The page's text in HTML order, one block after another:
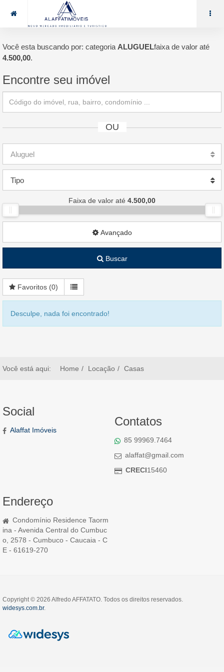
85 99969.7464 alaffat@gmail.com
Você esta buscando por: categoria ALUGUELfaixa de valor até
4.500,00.
Encontre seu imóvel
OU
Aluguel
Tipo
Faixa de valor até 4.500,00
Avançado
Buscar
Favoritos (0)
Desculpe, nada foi encontrado!
Você está aqui: Home Locação Casas
Social
Alaffat Imóveis
Contatos
85 99969.7464
alaffat@gmail.com
CRECI15460
Endereço
Condomínio Residence Taorm
ina - Avenida Central do Cumbuc
o, 2578 - Cumbuco - Caucaia - C
E - 61619-270
Copyright © 2026 Alfredo AFFATATO. Todos os direitos reservados.
widesys.com.br.